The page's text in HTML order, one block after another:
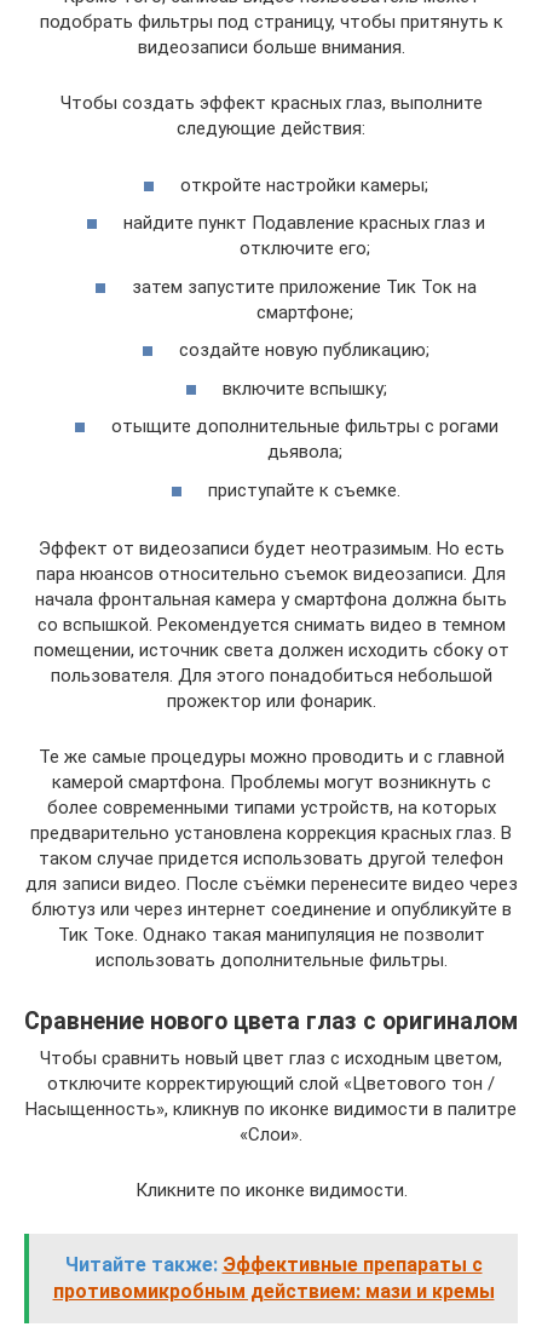
подобрать фильтры под страницу, чтобы притянуть к
видеозаписи больше внимания.
Чтобы создать эффект красных глаз, выполните
следующие действия:
откройте настройки камеры;
найдите пункт Подавление красных глаз и
отключите его;
затем запустите приложение Тик Ток на
смартфоне;
создайте новую публикацию;
включите вспышку;
отыщите дополнительные фильтры с рогами
дьявола;
приступайте к съемке.
Эффект от видеозаписи будет неотразимым. Но есть
пара нюансов относительно съемок видеозаписи. Для
начала фронтальная камера у смартфона должна быть
со вспышкой. Рекомендуется снимать видео в темном
помещении, источник света должен исходить сбоку от
пользователя. Для этого понадобиться небольшой
прожектор или фонарик.
Те же самые процедуры можно проводить и с главной
камерой смартфона. Проблемы могут возникнуть с
более современными типами устройств, на которых
предварительно установлена коррекция красных глаз. В
таком случае придется использовать другой телефон
для записи видео. После съёмки перенесите видео через
блютуз или через интернет соединение и опубликуйте в
Тик Токе. Однако такая манипуляция не позволит
использовать дополнительные фильтры.
Сравнение нового цвета глаз с оригиналом
Чтобы сравнить новый цвет глаз с исходным цветом,
отключите корректирующий слой «Цветового тон /
Насыщенность», кликнув по иконке видимости в палитре
«Слои».
Кликните по иконке видимости.
Читайте также: Эффективные препараты с
противомикробным действием: мази и кремы